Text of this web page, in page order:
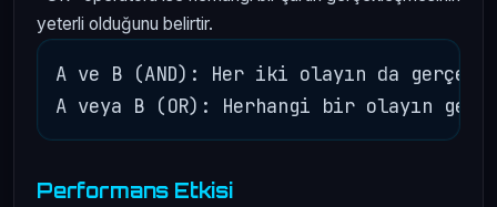
yeterli olduğunu belirtir.
A ve B (AND): Her iki olayın da
Performans Etkisi